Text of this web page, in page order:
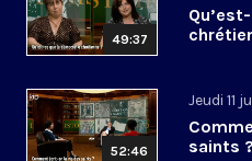
49:37
52:46
Jeudi 11
saints ?